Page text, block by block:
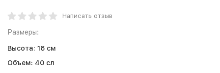
Написать отзыв
Размеры:
Высота: 16 см
Объем: 40 сл